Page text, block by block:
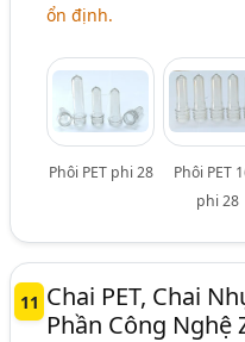
ổn định.
Phôi PET phi 28
Phôi PET
phi 28
11 Chai PET, Chai
Phần Công Nghệ